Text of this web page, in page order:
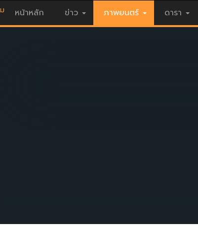
หน้าหลัก ข่าว ภาพยนตร์ ดารา